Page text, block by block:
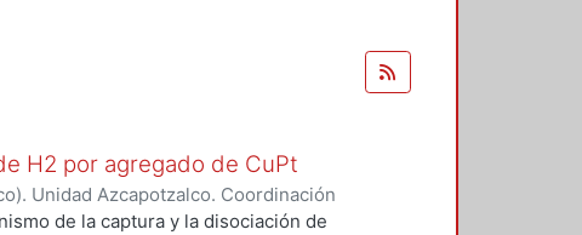
H2 por agregado de CuPt
Unidad Azcapotzalco. Coordinación
GARCIA, ALFONSO
de la captura y la disociación de